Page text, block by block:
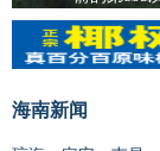
海南新闻